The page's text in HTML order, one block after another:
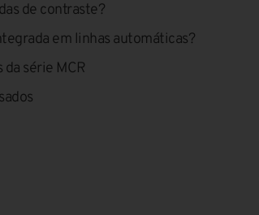
de contraste?
em linhas automáticas?
série MCR